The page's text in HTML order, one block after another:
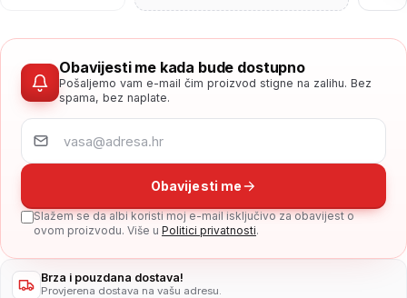
Obavijesti me kada bude dostupno
Pošaljemo vam e-mail čim proizvod stigne na zalihu. Bez
spama, bez naplate.
Obavijesti me
Slažem se da albi koristi moj e-mail isključivo za obavijest o
ovom proizvodu. Više u Politici privatnosti.
Brza i pouzdana dostava!
Provjerena dostava na vašu adresu.